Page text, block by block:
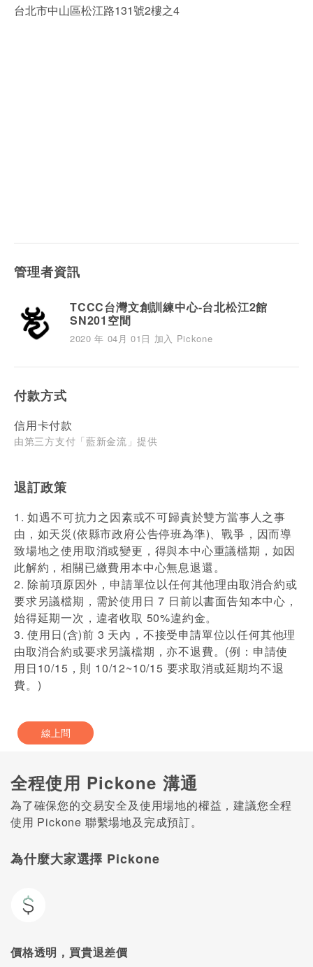
台北市中山區松江路131號2樓之4
管理者資訊
TCCC台灣文創訓練中心-台北松江2館
SN201空間
2020 年 04月 01日 加入 Pickone
付款方式
信用卡付款
由第三方支付「藍新金流」提供
退訂政策
1. 如遇不可抗力之因素或不可歸責於雙方當事人之事
由，如天災(依縣市政府公告停班為準)、戰爭，因而導
致場地之使用取消或變更，得與本中心重議檔期，如因
此解約，相關已繳費用本中心無息退還。
2. 除前項原因外，申請單位以任何其他理由取消合約或
要求另議檔期，需於使用日 7 日前以書面告知本中心，
始得延期⼀次，違者收取 50%違約金。
3. 使用日(含)前 3 天內，不接受申請單位以任何其他理
由取消合約或要求另議檔期，亦不退費。(例：申請使
用日10/15，則 10/12~10/15 要求取消或延期均不退
費。)
線上問
全程使用 Pickone 溝通
為了確保您的交易安全及使用場地的權益，建議您全程
使用 Pickone 聯繫場地及完成預訂。
為什麼大家選擇 Pickone
價格透明，買貴退差價